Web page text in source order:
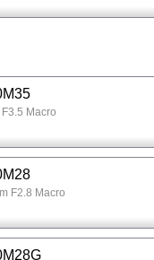
Macro
F2.8 Macro